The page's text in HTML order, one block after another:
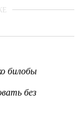
билобы
без